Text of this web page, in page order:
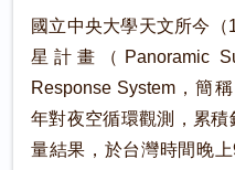
國立中央大學天文所今
星計畫（Panoramic
Response System，簡
年對夜空循環觀測，累
量結果，於台灣時間晚